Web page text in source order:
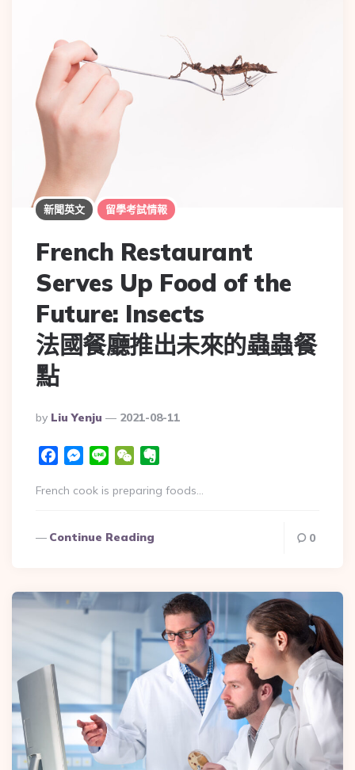
新聞英文 留學考試情報
French Restaurant
Serves Up Food of the
Future: Insects
法國餐廳推出未來的蟲蟲餐
點
By Liu Yenju 2021-08-11
FacebookMessenger
Line WeChat
French cook is preparing foods…
Continue Reading 0